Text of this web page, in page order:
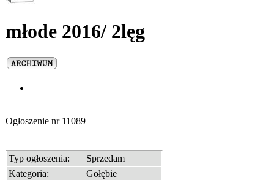
młode 2016/ 2lęg
Ogłoszenie nr 11089
Typ ogłoszenia:
Sprzedam
Kategoria:
Gołębie